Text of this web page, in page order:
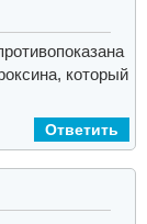
который
Ответить